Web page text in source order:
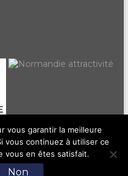
vous garantir la meilleure
vous continuez à utiliser ce
vous en êtes satisfait.
Non